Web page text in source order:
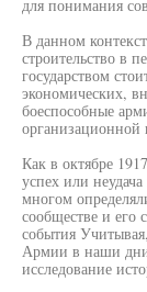
для понимания
В данном
строительство в
государством
экономических,
боеспособные
организационной
Как в октябре
успех или
многом
сообществе и его
события
Армии в наши дни
исследование